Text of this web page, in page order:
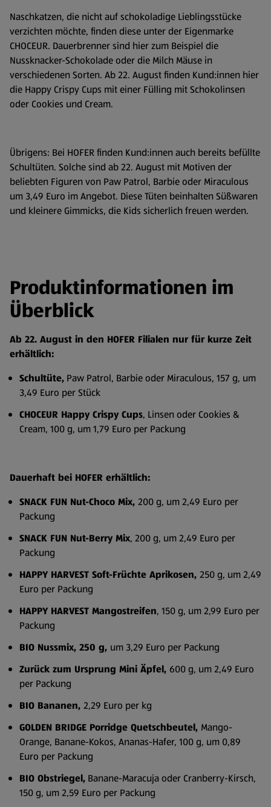
Naschkatzen, die nicht auf schokoladige Lieblingsstücke
verzichten möchte, finden diese unter der Eigenmarke
CHOCEUR. Dauerbrenner sind hier zum Beispiel die
Nussknacker-Schokolade oder die Milch Mäuse in
verschiedenen Sorten. Ab 22. August finden Kund:innen hier
die Happy Crispy Cups mit einer Fülling mit Schokolinsen
oder Cookies und Cream.
Übrigens: Bei HOFER finden Kund:innen auch bereits befüllte
Schultüten. Solche sind ab 22. August mit Motiven der
beliebten Figuren von Paw Patrol, Barbie oder Miraculous
um 3,49 Euro im Angebot. Diese Tüten beinhalten Süßwaren
und kleinere Gimmicks, die Kids sicherlich freuen werden.
Produktinformationen im
Überblick
Ab 22. August in den HOFER Filialen nur für kurze Zeit
erhältlich:
Schultüte, Paw Patrol, Barbie oder Miraculous, 157 g, um
3,49 Euro per Stück
CHOCEUR Happy Crispy Cups, Linsen oder Cookies &
Cream, 100 g, um 1,79 Euro per Packung
Dauerhaft bei HOFER erhältlich:
SNACK FUN Nut-Choco Mix, 200 g, um 2,49 Euro per
Packung
SNACK FUN Nut-Berry Mix, 200 g, um 2,49 Euro per
Packung
HAPPY HARVEST Soft-Früchte Aprikosen, 250 g, um 2,49
Euro per Packung
HAPPY HARVEST Mangostreifen, 150 g, um 2,99 Euro per
Packung
BIO Nussmix, 250 g, um 3,29 Euro per Packung
Zurück zum Ursprung Mini Äpfel, 600 g, um 2,49 Euro
per Packung
BIO Bananen, 2,29 Euro per kg
GOLDEN BRIDGE Porridge Quetschbeutel, Mango-
Orange, Banane-Kokos, Ananas-Hafer, 100 g, um 0,89
Euro per Packung
BIO Obstriegel, Banane-Maracuja oder Cranberry-Kirsch,
150 g, um 2,59 Euro per Packung